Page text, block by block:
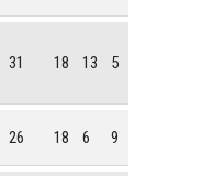
31 18 13 5
26 18 6 9